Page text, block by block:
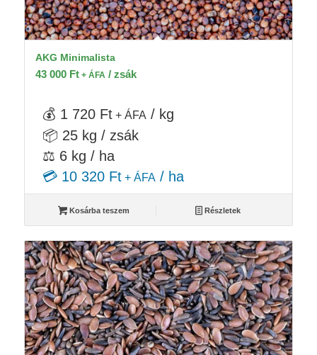
AKG Minimalista
43 000 Ft+ ÁFA / zsák
💰 1 720 Ft+ ÁFA / kg
📦 25 kg / zsák
⚖️ 6 kg / ha
💳 10 320 Ft+ ÁFA/ ha
Kosárba teszem Részletek